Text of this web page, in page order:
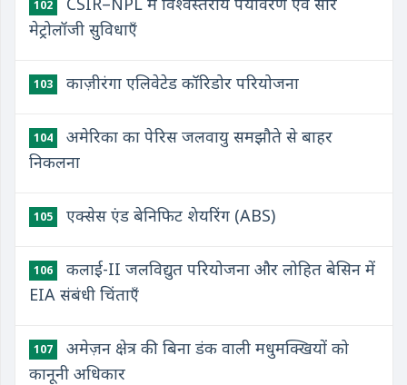
102
मेट्रोलॉजी सुविधाएँ
103 काज़ीरंगा एलिवेटेड कॉरिडोर परियोजना
104
अमेरिका का पेरिस जलवायु समझौते से बाहर
निकलना
105 एक्सेस एंड बेनिफिट शेयरिंग (ABS)
106
कलाई-II जलविद्युत परियोजना और लोहित बेसिन में
EIA संबंधी चिंताएँ
107
अमेज़न क्षेत्र की बिना डंक वाली मधुमक्खियों को
कानूनी अधिकार